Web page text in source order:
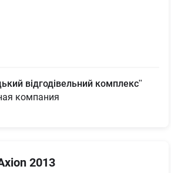
відгодівельний комплекс"
компания
2013